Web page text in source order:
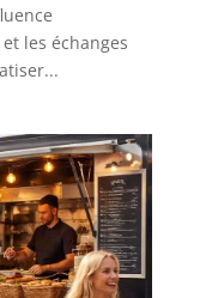
les échanges